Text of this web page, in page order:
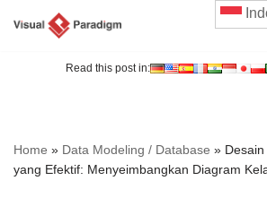
Read this post in:
Home » Data Modeling / Database »
yang Efektif: Menyeimbangkan Diagram